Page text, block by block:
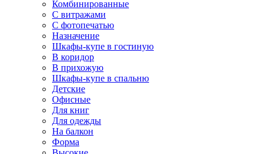
Комбинированные
С витражами
С фотопечатью
Назначение
Шкафы-купе в гостиную
В коридор
В прихожую
Шкафы-купе в спальню
Детские
Офисные
Для книг
Для одежды
На балкон
Форма